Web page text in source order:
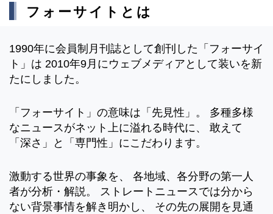
フォーサイトとは
1990年に会員制月刊誌として創刊した「フォーサイ
ト」は 2010年9月にウェブメディアとして装いを新
たにしました。
「フォーサイト」の意味は「先見性」。 多種多様
なニュースがネット上に溢れる時代に、 敢えて
「深さ」と「専門性」にこだわります。
激動する世界の事象を、 各地域、各分野の第一人
者が分析・解説。 ストレートニュースでは分から
ない背景事情を解き明かし、 その先の展開を見通